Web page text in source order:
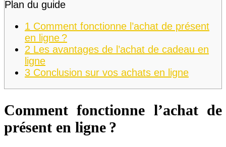
Plan du guide
1 Comment fonctionne l’achat de présent
en ligne ?
2 Les avantages de l’achat de cadeau en
ligne
3 Conclusion sur vos achats en ligne
Comment fonctionne l’achat de
présent en ligne ?